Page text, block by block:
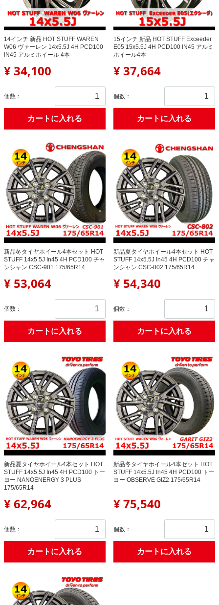
14インチ 新品 HOT STUFF WAREN
W06 ヴァーレン 14x5.5J 4H PCD100
IN45 アルミホイール 4本
¥ 34,100
個数：
カートに入れる
15インチ 新品 HOT STUFF Exceeder
E05 15x5.5J 4H PCD100 IN45 アルミ
ホイール4本
¥ 37,664
個数：
カートに入れる
新品冬タイヤホイール4本セット HOT
STUFF 14x5.5J In45 4H PCD100 チャ
ンシャン CSC-901 175/65R14
¥ 53,064
個数：
カートに入れる
新品夏タイヤホイール4本セット HOT
STUFF 14x5.5J In45 4H PCD100 チャ
ンシャン CSC-802 175/65R14
¥ 54,340
個数：
カートに入れる
新品夏タイヤホイール4本セット HOT
STUFF 14x5.5J In45 4H PCD100 トー
ヨー NANOENERGY 3 PLUS
175/65R14
¥ 62,964
個数：
カートに入れる
新品冬タイヤホイール4本セット HOT
STUFF 14x5.5J In45 4H PCD100 トー
ヨー OBSERVE GIZ2 175/65R14
¥ 75,540
個数：
カートに入れる